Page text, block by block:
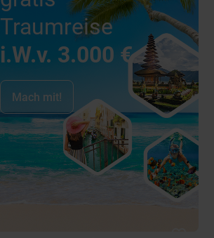
Traumreise
i.W.v. 3.000 €
Mach mit!